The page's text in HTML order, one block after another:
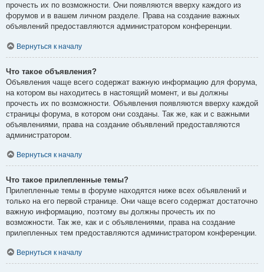
прочесть их по возможности. Они появляются вверху каждого из
форумов и в вашем личном разделе. Права на создание важных
объявлений предоставляются администратором конференции.
Вернуться к началу
Что такое объявления?
Объявления чаще всего содержат важную информацию для форума,
на котором вы находитесь в настоящий момент, и вы должны
прочесть их по возможности. Объявления появляются вверху каждой
страницы форума, в котором они созданы. Так же, как и с важными
объявлениями, права на создание объявлений предоставляются
администратором.
Вернуться к началу
Что такое прилепленные темы?
Прилепленные темы в форуме находятся ниже всех объявлений и
только на его первой странице. Они чаще всего содержат достаточно
важную информацию, поэтому вы должны прочесть их по
возможности. Так же, как и с объявлениями, права на создание
прилепленных тем предоставляются администратором конференции.
Вернуться к началу